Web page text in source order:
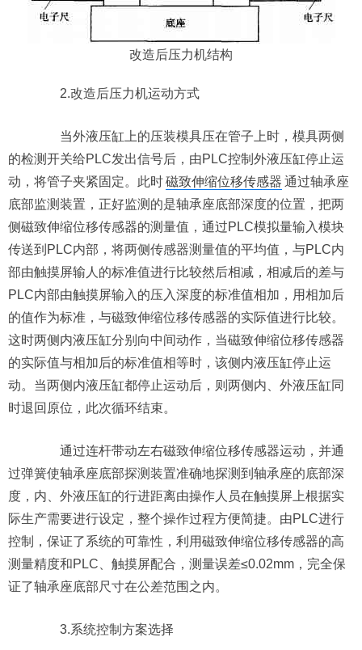
改造后压力机结构
2.改造后压力机运动方式
当外液压缸上的压装模具压在管子上时，模具两侧
的检测开关给PLC发出信号后，由PLC控制外液压缸停止运
动，将管子夹紧固定。此时磁致伸缩位移传感器 通过轴承座
底部监测装置，正好监测的是轴承座底部深度的位置，把两
侧磁致伸缩位移传感器的测量值，通过PLC模拟量输入模块
传送到PLC内部，将两侧传感器测量值的平均值，与PLC内
部由触摸屏输人的标准值进行比较然后相减，相减后的差与
PLC内部由触摸屏输入的压入深度的标准值相加，用相加后
的值作为标准，与磁致伸缩位移传感器的实际值进行比较。
这时两侧内液压缸分别向中间动作，当磁致伸缩位移传感器
的实际值与相加后的标准值相等时，该侧内液压缸停止运
动。当两侧内液压缸都停止运动后，则两侧内、外液压缸同
时退回原位，此次循环结束。
通过连杆带动左右磁致伸缩位移传感器运动，并通
过弹簧使轴承座底部探测装置准确地探测到轴承座的底部深
度，内、外液压缸的行进距离由操作人员在触摸屏上根据实
际生产需要进行设定，整个操作过程方便简捷。由PLC进行
控制，保证了系统的可靠性，利用磁致伸缩位移传感器的高
测量精度和PLC、触摸屏配合，测量误差≤0.02mm，完全保
证了轴承座底部尺寸在公差范围之内。
3.系统控制方案选择